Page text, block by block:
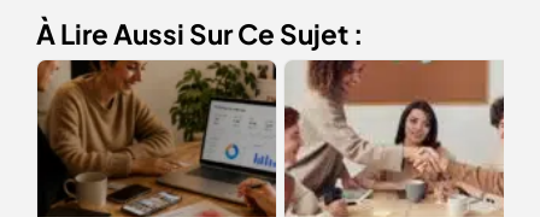
À Lire Aussi Sur Ce Sujet :